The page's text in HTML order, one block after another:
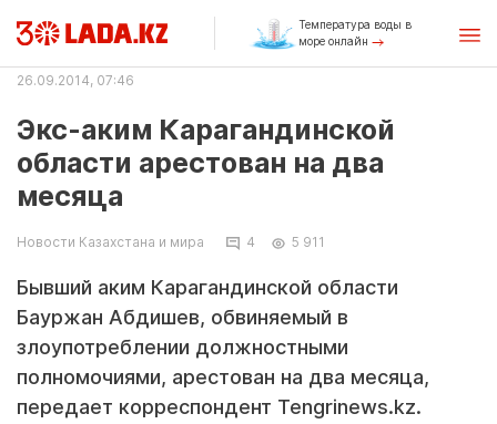
Температура воды в
море онлайн
26.09.2014, 07:46
Экс-аким Карагандинской
области арестован на два
месяца
Новости Казахстана и мира 4 5 911
Бывший аким Карагандинской области
Бауржан Абдишев, обвиняемый в
злоупотреблении должностными
полномочиями, арестован на два месяца,
передает корреспондент Tengrinews.kz.